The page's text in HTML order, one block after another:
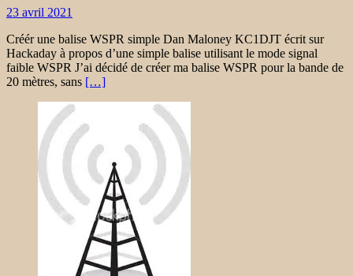
23 avril 2021
Créér une balise WSPR simple Dan Maloney KC1DJT écrit sur
Hackaday à propos d’une simple balise utilisant le mode signal
faible WSPR J’ai décidé de créer ma balise WSPR pour la bande de
20 mètres, sans […]